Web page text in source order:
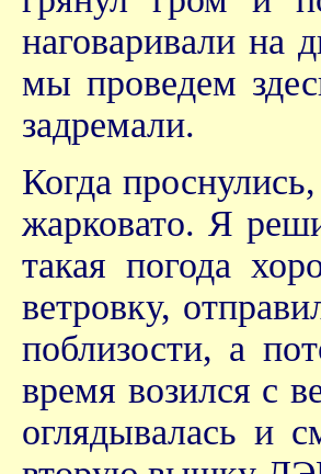
наговаривали на
мы проведем
задремали.
Когда
жарковато. Я
такая погода
ветровку,
поблизости, а
время возился с
оглядывалась и